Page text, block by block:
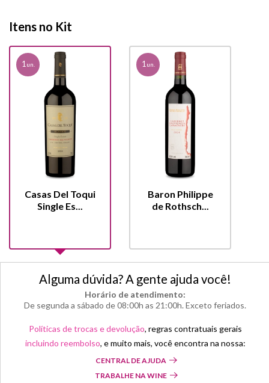
Itens no Kit
1 un.
Casas Del Toqui
Single Es...
1 un.
Baron Philippe
de Rothsch...
Alguma dúvida? A gente ajuda você!
Horário de atendimento:
De segunda a sábado de 08:00h as 21:00h. Exceto feriados.
Políticas de trocas e devolução, regras contratuais gerais
incluindo reembolso, e muito mais, você encontra na nossa:
CENTRAL DE AJUDA
TRABALHE NA WINE